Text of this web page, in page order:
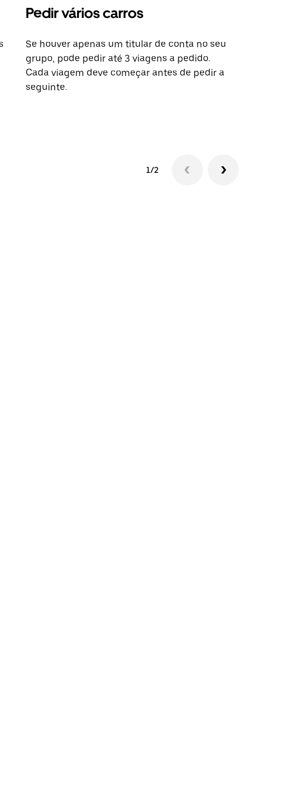
Pedir vários carros
Se houver apenas um titular de conta no seu
grupo, pode pedir até 3 viagens a pedido.
Cada viagem deve começar antes de pedir a
seguinte.
1/2